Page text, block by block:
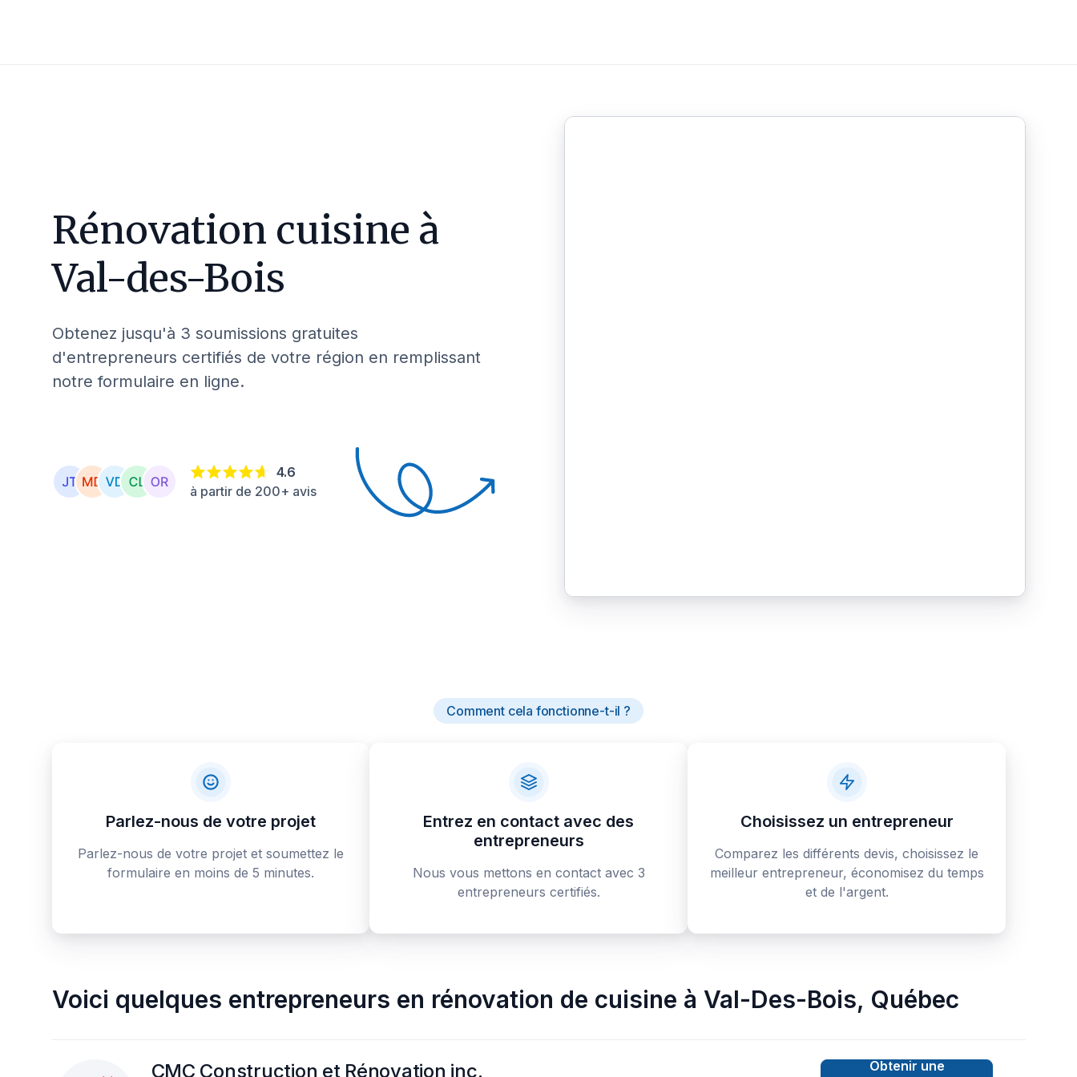
Rénovation cuisine à
Val-des-Bois
Obtenez jusqu'à 3 soumissions gratuites
d'entrepreneurs certifiés de votre région en remplissant
notre formulaire en ligne.
4.6
à partir de 200+ avis
Comment cela fonctionne-t-il ?
Parlez-nous de votre projet
Parlez-nous de votre projet et soumettez le
formulaire en moins de 5 minutes.
Entrez en contact avec des
entrepreneurs
Nous vous mettons en contact avec 3
entrepreneurs certifiés.
Choisissez un entrepreneur
Comparez les différents devis, choisissez le
meilleur entrepreneur, économisez du temps
et de l'argent.
Voici quelques entrepreneurs en rénovation de cuisine à Val-Des-Bois, Québec
CMC Construction et Rénovation inc.
Obtenir une